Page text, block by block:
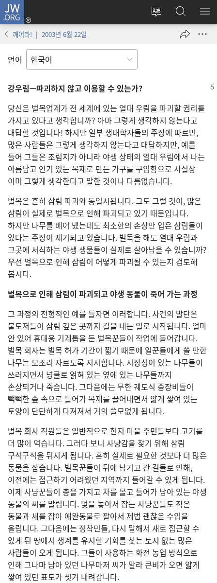
JW.ORG
사이트
변경
로그인
(새로운
열기)
JW.ORG
검색
메
깨어라! | 2003년 6월 22일
언어
강우림—파괴하지 않고 이용할수 있는가?
당신은 벌목업계가 전 세계에 있는 열대 우림을 파괴할 권리를
가지고 있다고 생각합니까? 아마 그렇게 생각하지 않는다고
대답할 것입니다! 하지만 일부 생태학자들의 주장에 따르면,
많은 사람들은 그렇게 생각하지 않는다고 대답하지만, 예를
들어 그들은 조림지가 아니라 야생 상태의 열대 우림에서 나는
아름답고 인기 있는 목재로 만든 가구를 구입함으로 사실상
이미 그렇게 생각한다고 말한 것이나 다름없습니다.
벌목은 흔히 삼림 파괴와 동일시됩니다. 그도 그럴 것이, 많은
삼림이 실제로 벌목으로 인해 파괴되고 있기 때문입니다.
하지만 나무를 베어 냈는데도 최소한의 손상만 입은 삼림들이
있다는 주장이 제기되고 있습니다. 벌목을 해도 열대 우림과
그곳에 서식하는 야생 생물들이 실제로 살아남을 수 있습니까?
우선 벌목으로 인해 삼림이 어떻게 파괴될 수 있는지 검토해
봅시다.
벌목으로 인해 삼림이 파괴되고 야생 동물이 죽어 가는 과정
그 과정의 전형적인 예를 들자면 이러합니다. 사건의 발단은
불도저들이 삼림 깊은 곳까지 길을 내는 일로 시작됩니다. 얼마
안 있어 휴대용 기계톱을 든 벌목꾼들이 작업에 들어갑니다.
벌목 회사는 벌목 허가 기간이 짧기 때문에 일꾼들에게 쓸 만한
나무는 모조리 자르도록 지시합니다. 시장성이 있는 나무들이
쓰러지면서 넝쿨로 얽혀 있는 옆에 있는 나무들까지
손상되거나 죽습니다. 그다음에는 무한 궤도식 중장비들이
빽빽한 숲 속으로 들어가 목재를 끌어내면서 얇게 쌓여 있는
토양이 단단하게 다져져서 거의 쓸모없게 됩니다.
벌목 회사 직원들은 일반적으로 현지 마을 주민들보다 고기를
더 많이 먹습니다. 그러다 보니 사냥감을 찾기 위해 삼림
구석구석을 뒤지게 됩니다. 흔히 실제로 필요한 것보다 더 많은
동물을 잡습니다. 벌목꾼들이 뒤에 남기고 간 길들로 인해,
이전에는 접근하기 어려웠던 지역까지 들어갈 수 있게 됩니다.
이제 사냥꾼들이 총을 가지고 차를 몰고 들어가 남아 있는 야생
동물의 씨를 말립니다. 덫을 놓아서 잡는 사냥꾼들도 작은
동물과 새를 잡아 애완동물로 팔아서 제법 괜찮은 수입을
올립니다. 그다음에는 정착민들, 다시 말해서 새로 접근할 수
있게 된 땅에서 생계를 유지할 기회를 찾는 토지 없는 많은
사람들이 오게 됩니다. 그들이 사용하는 화전 농업 방식으로
인해 그나마 남아 있던 나무마저 씨가 말라 큰비가 오면 얇게
쌓여 있던 표토가 씻겨 내려갑니다.